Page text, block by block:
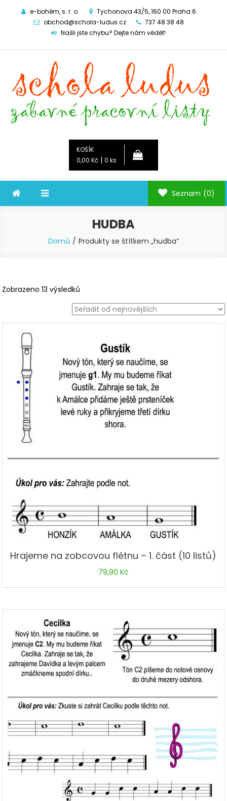
e-bohém, s. r. o.
Tychonova 43/5, 160 00 Praha 6
obchod@schola-ludus.cz
737 48 38 48
Našli jste chybu? Dejte nám vědět!
KOŠÍK
0,00 Kč | 0 ks
Seznam (0)
HUDBA
Domů Produkty se štítkem „hudba“
Zobrazeno 13 výsledků
od
nejnovějších
Hrajeme na zobcovou flétnu – 1. část (10 listů)
79,90 Kč